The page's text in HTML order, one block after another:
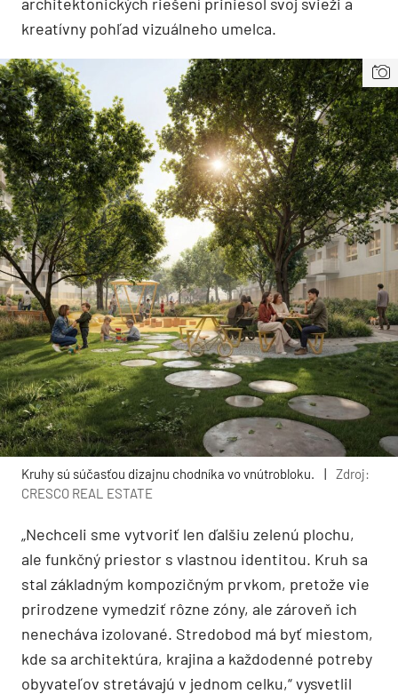
kreatívny pohľad vizuálneho umelca.
Kruhy sú súčasťou dizajnu chodníka vo vnútrobloku. |
Zdroj:
CRESCO REAL ESTATE
„Nechceli sme vytvoriť len ďalšiu zelenú plochu,
ale funkčný priestor s vlastnou identitou. Kruh sa
stal základným kompozičným prvkom, pretože vie
prirodzene vymedziť rôzne zóny, ale zároveň ich
nenecháva izolované. Stredobod má byť miestom,
kde sa architektúra, krajina a každodenné potreby
obyvateľov stretávajú v jednom celku,“ vysvetlil